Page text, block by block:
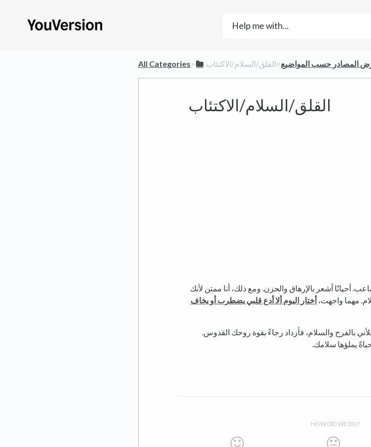
All Categories​>​ المصادر حسب المواضيع​>​ القلق/السلام/الاكتئاب
القلق/السلام/الاكتئاب
أحيانًا أشعر بالإرهاق والحزن. ومع ذلك، أنا ممتن لأنك
مهما واجهت،أختار اليوم ألا أدع قلبي يضطرب أو يخاف
بالفرح والسلام، فأزداد رجاءً بقوة روحك القدوس.
يملؤها سلامك.
HOW DID WE DO?